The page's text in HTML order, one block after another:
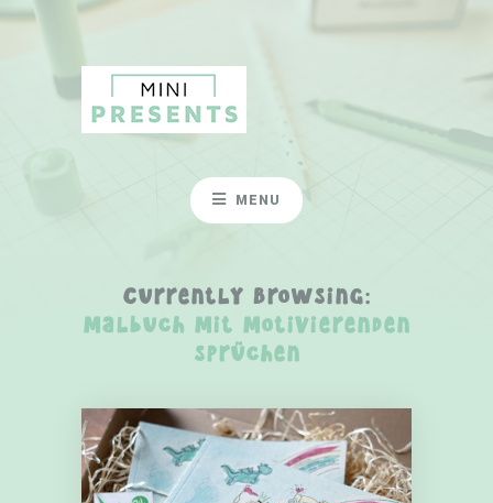
MENU
Currently Browsing:
malbuch mit motivierenden
sprüchen